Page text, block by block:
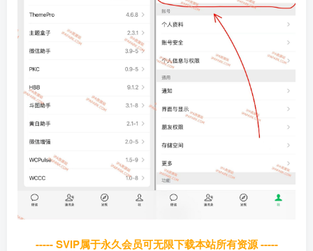
----- SVIP属于永久会员可无限下载本站所有资源 -----